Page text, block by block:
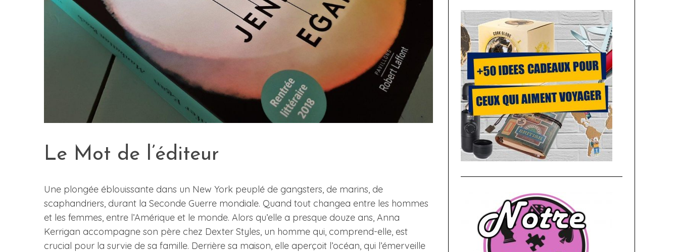
Le Mot de l’éditeur
Une plongée éblouissante dans un New York peuplé de gangsters, de marins, de
scaphandriers, durant la Seconde Guerre mondiale. Quand tout changea entre les hommes
et les femmes, entre l’Amérique et le monde. Alors qu’elle a presque douze ans, Anna
Kerrigan accompagne son père chez Dexter Styles, un homme qui, comprend-elle, est
crucial pour la survie de sa famille. Derrière sa maison, elle aperçoit l’océan, qui l’émerveille